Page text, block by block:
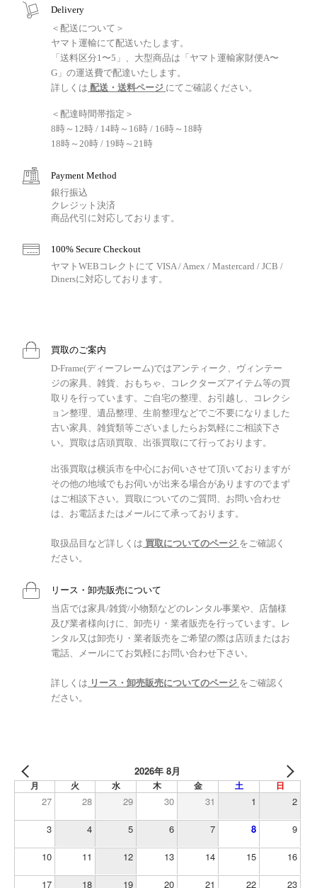
Delivery
＜配送について＞
ヤマト運輸にて配送いたします。
「送料区分1〜5」、大型商品は「ヤマト運輸家財便A〜
G」の運送費で配達いたします。
詳しくは 配送・送料ページ にてご確認ください。
＜配達時間帯指定＞
8時～12時 / 14時～16時 / 16時～18時
18時～20時 / 19時～21時
Payment Method
銀行振込
クレジット決済
商品代引に対応しております。
100% Secure Checkout
ヤマトWEBコレクトにて VISA / Amex / Mastercard / JCB /
Dinersに対応しております。
買取のご案内
D-Frame(ディーフレーム)ではアンティーク、ヴィンテー
ジの家具、雑貨、おもちゃ、コレクターズアイテム等の買
取りを行っています。ご自宅の整理、お引越し、コレクシ
ョン整理、遺品整理、生前整理などでご不要になりました
古い家具、雑貨類等ございましたらお気軽にご相談下さ
い。買取は店頭買取、出張買取にて行っております。
出張買取は横浜市を中心にお伺いさせて頂いておりますが
その他の地域でもお伺いが出来る場合がありますのでまず
はご相談下さい。買取についてのご質問、お問い合わせ
は、お電話またはメールにて承っております。
取扱品目など詳しくは 買取についてのページ をご確認く
ださい。
リース・卸売販売について
当店では家具/雑貨/小物類などのレンタル事業や、店舗様
及び業者様向けに、卸売り・業者販売を行っています。レ
ンタル又は卸売り・業者販売をご希望の際は店頭またはお
電話、メールにてお気軽にお問い合わせ下さい。
詳しくは リース・卸売販売についてのページ をご確認く
ださい。
2026年 8月
月 火 水 木 金 土 日
27 28 29 30 31 1 2
3 4 5 6 7 8 9
10 11 12 13 14 15 16
17 18 19 20 21 22 23